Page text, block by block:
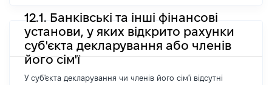
12.1. Банківські та інші фінансові
установи, у яких відкрито рахунки
суб'єкта декларування або членів
його сім'ї
У суб'єкта декларування чи членів його сім'ї відсутні